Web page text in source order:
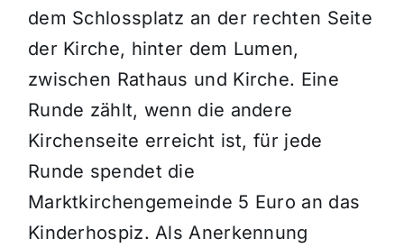
dem Schlossplatz an der rechten Seite
der Kirche, hinter dem Lumen,
zwischen Rathaus und Kirche. Eine
Runde zählt, wenn die andere
Kirchenseite erreicht ist, für jede
Runde spendet die
Marktkirchengemeinde 5 Euro an das
Kinderhospiz. Als Anerkennung